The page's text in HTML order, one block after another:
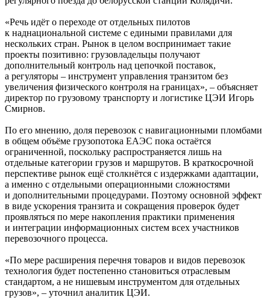
«Речь идёт о переходе от отдельных пилотов
к наднациональной системе с едиными правилами для
нескольких стран. Рынок в целом воспринимает такие
проекты позитивно: грузо­владельцы получают
дополнительный контроль над цепочкой поставок,
а регуляторы – инструмент управления транзитом без
увеличения физического контроля на границах», – объясняет
директор по грузовому транспорту и логистике ЦЭИ Игорь
Смирнов.
По его мнению, доля перево­зок с навигационными пломбами
в общем объёме грузопотока ЕАЭС пока остаётся
ограниченной, поскольку распространяется лишь на
отдельные категории грузов и маршрутов. В краткосрочной
перспективе рынок ещё столкнётся с издержками адаптации,
а именно с отдельными операционными сложностями
и дополнительными процедурами. Поэтому основной эффект
в виде ускорения транзита и сокращения проверок будет
проявляться по мере накопления практики применения
и интеграции информационных систем всех участников
перевозочного процесса.
«По мере расширения перечня товаров и видов перевозок
технология будет постепенно становиться отраслевым
стандартом, а не нишевым инструментом для отдельных
грузов», – уточнил аналитик ЦЭИ.